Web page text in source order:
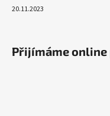
20.11.2023
Přijímáme